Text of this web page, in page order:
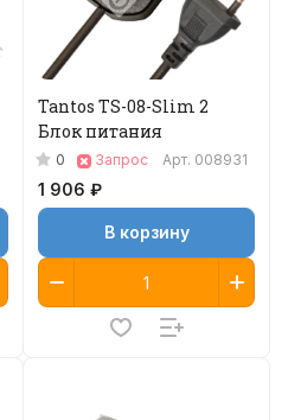
Tantos TS-08-Slim 2
Блок питания
0 Запрос Арт. 008931
1 906 ₽
В корзину